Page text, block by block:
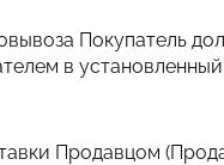
Покупатель
в
Продавцом